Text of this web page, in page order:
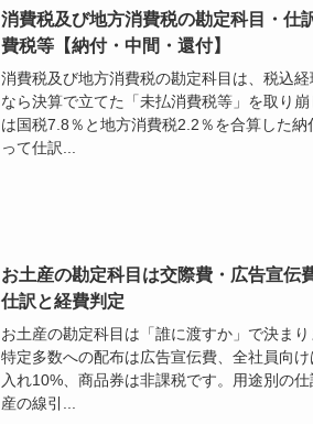
消費税及び地方消費税の勘定科目・仕
費税等【納付・中間・還付】
消費税及び地方消費税の勘定科目は、税込
なら決算で立てた「未払消費税等」を取り
は国税7.8％と地方消費税2.2％を合算した
って仕訳...
お土産の勘定科目は交際費・広告宣伝
仕訳と経費判定
お土産の勘定科目は「誰に渡すか」で決ま
特定多数への配布は広告宣伝費、全社員向
入れ10%、商品券は非課税です。用途別の
産の線引...